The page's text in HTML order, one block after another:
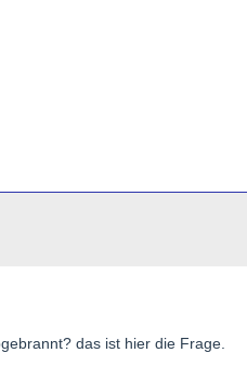
das ist hier die Frage.